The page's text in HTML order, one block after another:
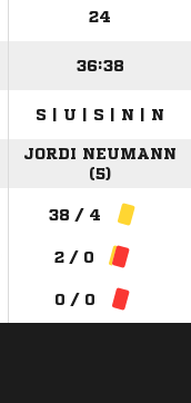
24
36:38
S | U | S | N | N
JORDI NEUMANN
(5)
38 / 4
2 / 0
0 / 0